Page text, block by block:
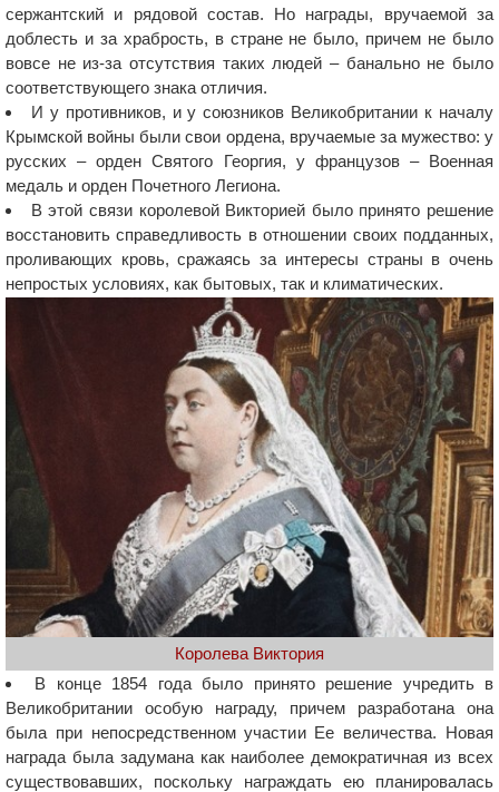
сержантский и рядовой состав. Но награды, вручаемой за
доблесть и за храбрость, в стране не было, причем не было
вовсе не из-за отсутствия таких людей – банально не было
соответствующего знака отличия.
И у противников, и у союзников Великобритании к началу
Крымской войны были свои ордена, вручаемые за мужество: у
русских – орден Святого Георгия, у французов – Военная
медаль и орден Почетного Легиона.
В этой связи королевой Викторией было принято решение
восстановить справедливость в отношении своих подданных,
проливающих кровь, сражаясь за интересы страны в очень
непростых условиях, как бытовых, так и климатических.
Королева Виктория
В конце 1854 года было принято решение учредить в
Великобритании особую награду, причем разработана она
была при непосредственном участии Ее величества. Новая
награда была задумана как наиболее демократичная из всех
существовавших, поскольку награждать ею планировалась